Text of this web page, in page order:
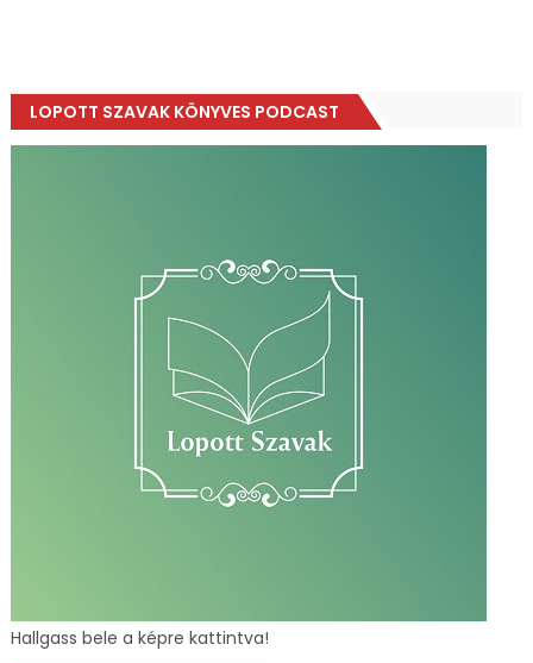
LOPOTT SZAVAK KÖNYVES PODCAST
Hallgass bele a képre kattintva!